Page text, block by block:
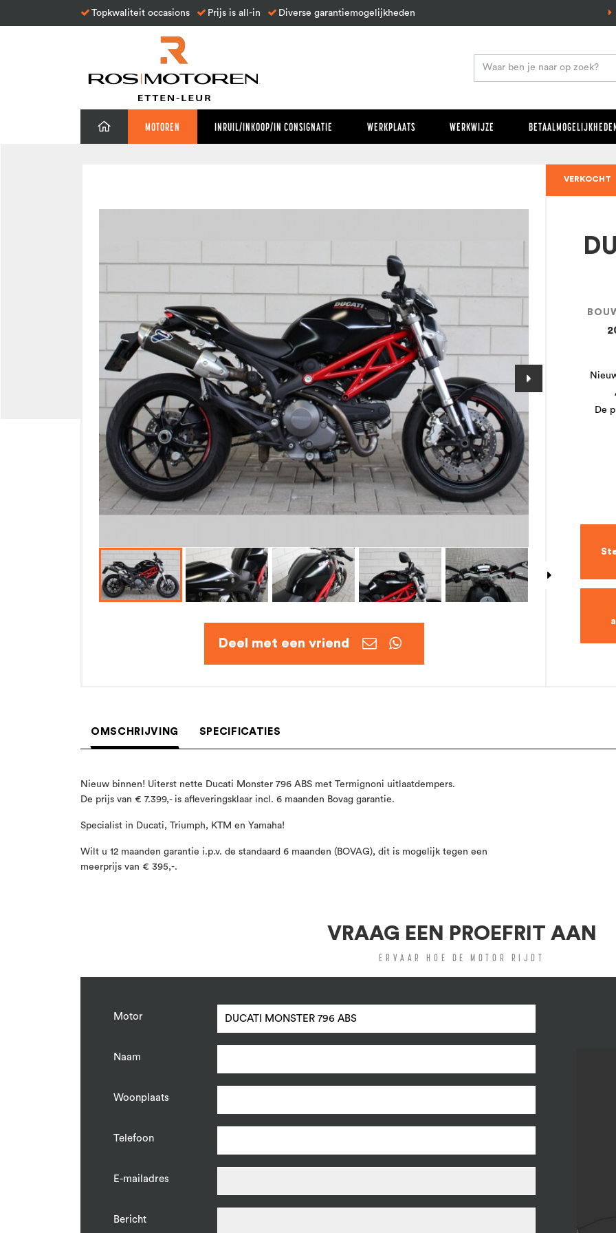
Topkwaliteit occasions Prijs is all-in Diverse garantiemogelijkheden
MOTOREN INRUIL/INKOOP/IN CONSIGNATIE WERKPLAATS WERKWIJZE
 
VERKOCHT
De
OMSCHRIJVING SPECIFICATIES
Nieuw binnen! Uiterst nette Ducati Monster 796 ABS met Termignoni uitlaatdempers.
De prijs van € 7.399,- is afleveringsklaar incl. 6 maanden Bovag garantie.
Specialist in Ducati, Triumph, KTM en Yamaha!
Wilt u 12 maanden garantie i.p.v. de standaard 6 maanden (BOVAG), dit is mogelijk tegen een
meerprijs van € 395,-.
VRAAG EEN PROEFRIT AAN
ERVAAR HOE DE MOTOR RIJDT
Motor
Naam
Woonplaats
Telefoon
E-mailadres
Bericht